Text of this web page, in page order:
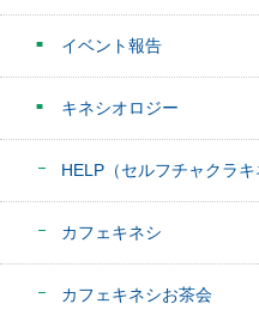
イベント報告
キネシオロジー
HELP（セルフチャクラキ
カフェキネシ
カフェキネシお茶会